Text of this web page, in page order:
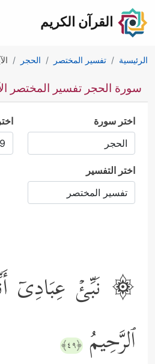
القرآن الكريم
الرئيسية تفسير المختصر الحجر
سورة الحجر تفسير المختصر
اختر سورة
اختر التفسير
۞ نَبِّئۡ عِبَادِیۤ
ٱلرَّحِیمُ ﴿٤٩﴾